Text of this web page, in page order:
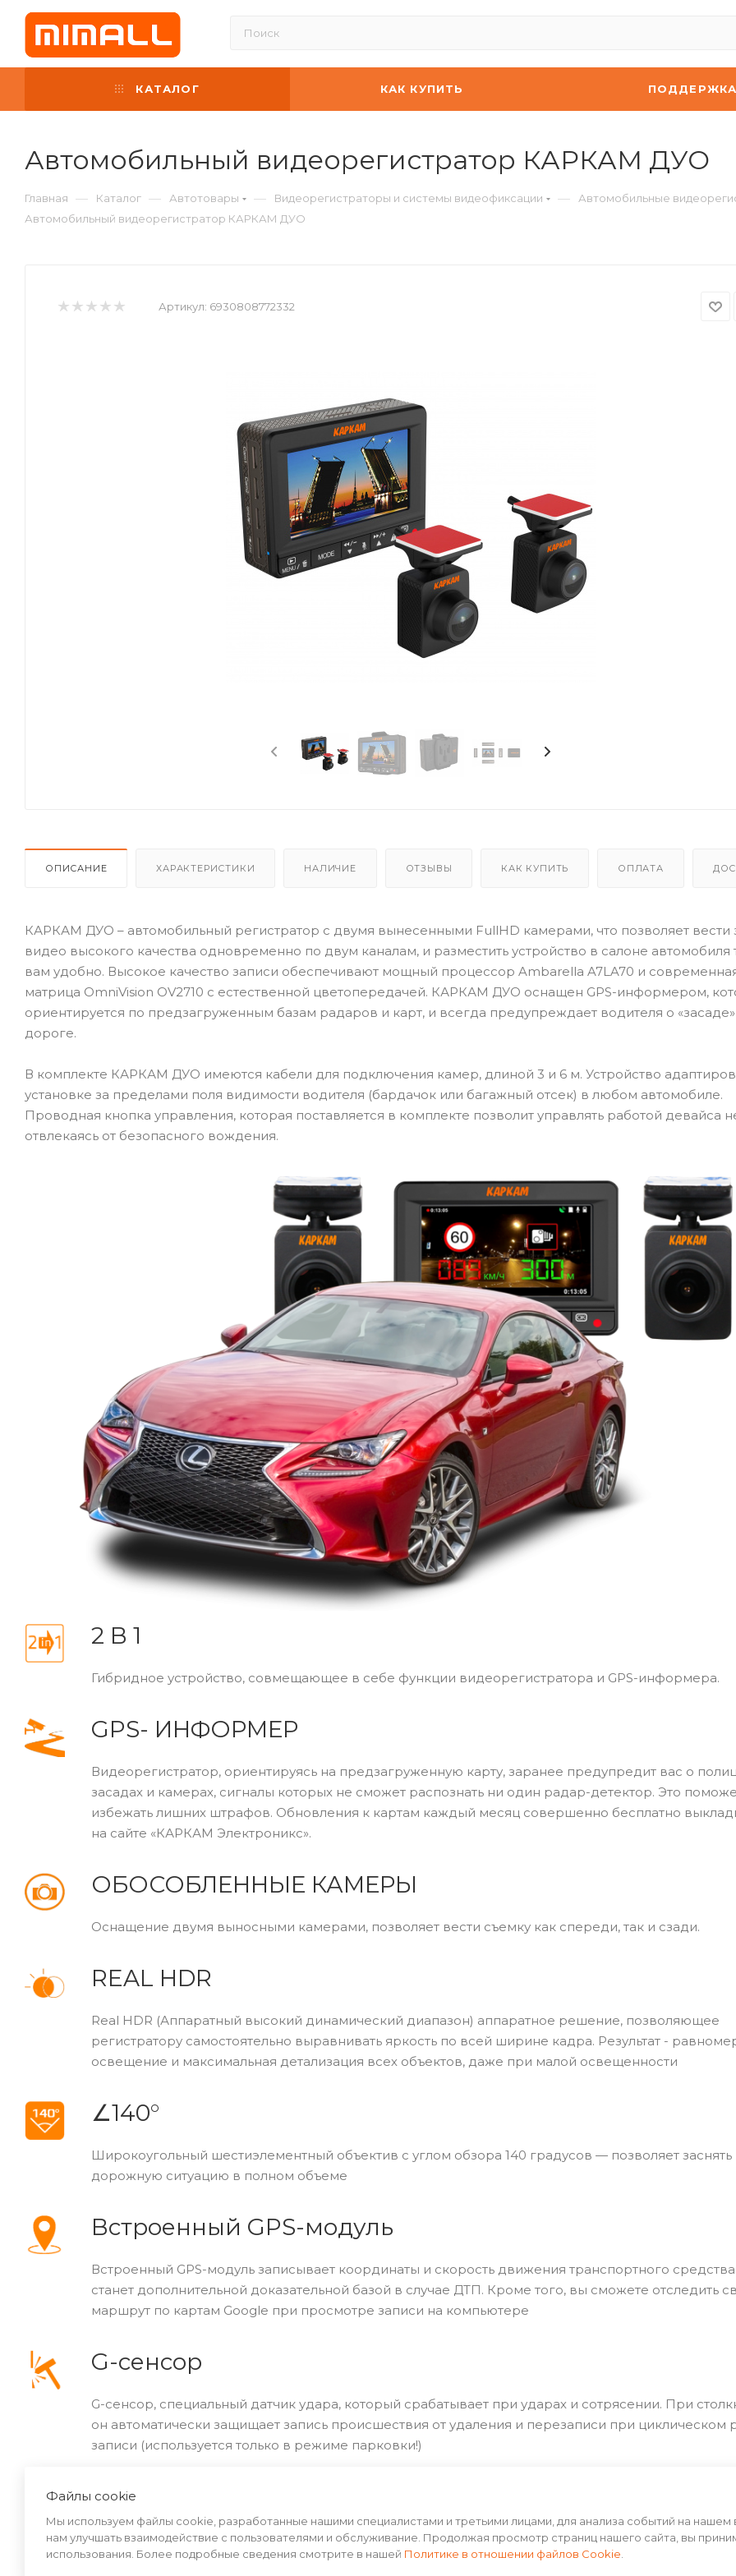
КАТАЛОГ КАК КУПИТЬ
Автомобильный видеорегистратор КАРКАМ ДУО
Главная — Каталог — Автотовары — Видеорегистраторы и системы видеофиксации —
Автомобильные
Автомобильный видеорегистратор КАРКАМ ДУО
Артикул: 6930808772332
ОПИСАНИЕ ХАРАКТЕРИСТИКИ НАЛИЧИЕ ОТЗЫВЫ КАК КУПИТЬ ОПЛАТА
КАРКАМ ДУО – автомобильный регистратор с двумя вынесенными FullHD камерами, что позволяет вести
видео высокого качества одновременно по двум каналам, и разместить устройство в салоне автомобиля
вам удобно. Высокое качество записи обеспечивают мощный процессор Ambarella A7LA70 и
матрица OmniVision OV2710 с естественной цветопередачей. КАРКАМ ДУО оснащен GPS-информером,
ориентируется по предзагруженным базам радаров и карт, и всегда предупреждает водителя о
дороге.
В комплекте КАРКАМ ДУО имеются кабели для подключения камер, длиной 3 и 6 м. Устройство
установке за пределами поля видимости водителя (бардачок или багажный отсек) в любом автомобиле.
Проводная кнопка управления, которая поставляется в комплекте позволит управлять работой девайса
отвлекаясь от безопасного вождения.
2 В 1
Гибридное устройство, совмещающее в себе функции видеорегистратора и GPS-информера.
GPS- ИНФОРМЕР
Видеорегистратор, ориентируясь на предзагруженную карту, заранее предупредит вас о
засадах и камерах, сигналы которых не сможет распознать ни один радар-детектор. Это
избежать лишних штрафов. Обновления к картам каждый месяц совершенно бесплатно
на сайте «КАРКАМ Электроникс».
ОБОСОБЛЕННЫЕ КАМЕРЫ
Оснащение двумя выносными камерами, позволяет вести съемку как спереди, так и сзади.
REAL HDR
Real HDR (Аппаратный высокий динамический диапазон) аппаратное решение, позволяющее
регистратору самостоятельно выравнивать яркость по всей ширине кадра. Результат -
освещение и максимальная детализация всех объектов, даже при малой освещенности
∠140°
Широкоугольный шестиэлементный объектив с углом обзора 140 градусов — позволяет заснять
дорожную ситуацию в полном объеме
Встроенный GPS-модуль
Встроенный GPS-модуль записывает координаты и скорость движения транспортного
станет дополнительной доказательной базой в случае ДТП. Кроме того, вы сможете отследить
маршрут по картам Google при просмотре записи на компьютере
G-сенсор
G-сенсор, специальный датчик удара, который срабатывает при ударах и сотрясении. При
он автоматически защищает запись происшествия от удаления и перезаписи при циклическом
записи (используется только в режиме парковки!)
Файлы cookie
Мы используем файлы cookie, разработанные нашими специалистами и третьими лицами, для анализа событий на нашем
нам улучшать взаимодействие с пользователями и обслуживание. Продолжая просмотр страниц нашего сайта, вы
использования. Более подробные сведения смотрите в нашей Политике в отношении файлов Cookie